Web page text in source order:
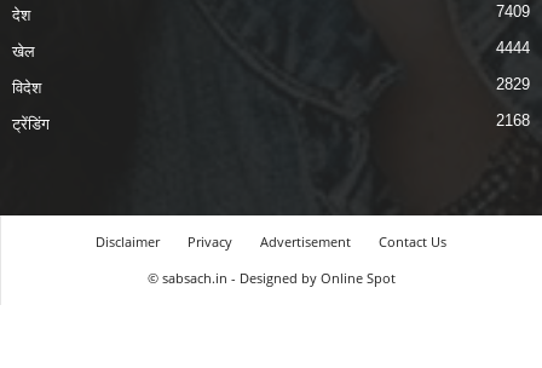
देश 7409
खेल 4444
विदेश 2829
ट्रेंडिंग 2168
Disclaimer Privacy Advertisement
Contact Us
© sabsach.in - Designed by Online Spot